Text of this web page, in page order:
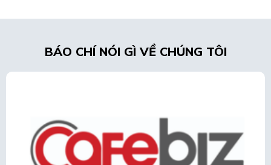
BÁO CHÍ NÓI GÌ VỀ CHÚNG TÔI